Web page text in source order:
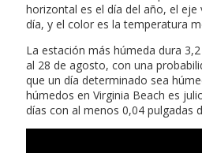
horizontal es el día del año, el eje
día, y el color es la temperatura
La estación más húmeda dura
al 28 de agosto, con una
que un día determinado sea
húmedos en Virginia Beach es
días con al menos 0,04 pulgadas